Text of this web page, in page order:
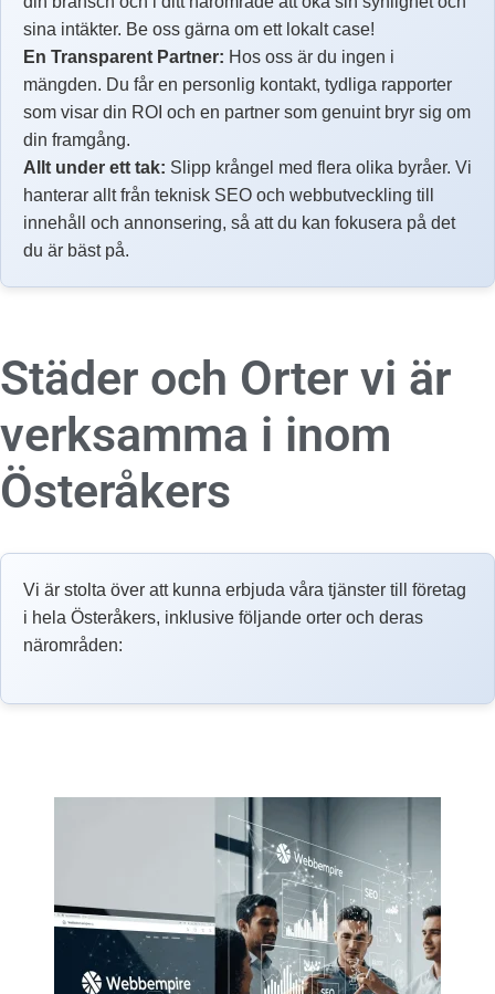
sina intäkter. Be oss gärna om ett lokalt case!
En Transparent Partner: Hos oss är du ingen i
mängden. Du får en personlig kontakt, tydliga rapporter
som visar din ROI och en partner som genuint bryr sig om
din framgång.
Allt under ett tak: Slipp krångel med flera olika byråer. Vi
hanterar allt från teknisk SEO och webbutveckling till
innehåll och annonsering, så att du kan fokusera på det
du är bäst på.
Städer och Orter vi är
verksamma i inom
Österåkers
Vi är stolta över att kunna erbjuda våra tjänster till företag
i hela Österåkers, inklusive följande orter och deras
närområden: